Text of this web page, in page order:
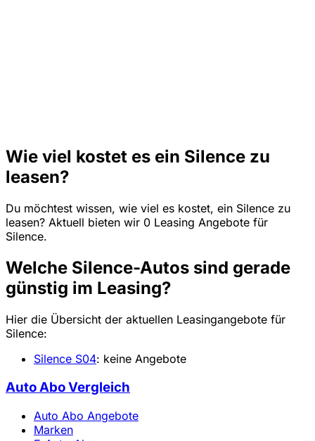
Wie viel kostet es ein Silence zu
leasen?
Du möchtest wissen, wie viel es kostet, ein Silence zu
leasen? Aktuell bieten wir 0 Leasing Angebote für
Silence.
Welche Silence-Autos sind gerade
günstig im Leasing?
Hier die Übersicht der aktuellen Leasingangebote für
Silence:
Silence S04: keine Angebote
Auto Abo Vergleich
Auto Abo Angebote
Marken